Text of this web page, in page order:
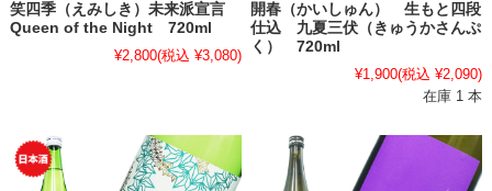
笑四季（えみしき）未来派宣言
Queen of the Night 720ml
¥2,800(税込 ¥3,080)
開春（かいしゅん） 生もと四段
仕込 九夏三伏（きゅうかさんぷ
く） 720ml
¥1,900(税込 ¥2,090)
在庫 1 本